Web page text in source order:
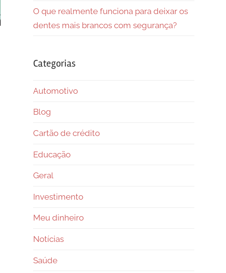
O que realmente funciona para deixar os
dentes mais brancos com segurança?
Categorias
Automotivo
Blog
Cartão de crédito
Educação
Geral
Investimento
Meu dinheiro
Notícias
Saúde